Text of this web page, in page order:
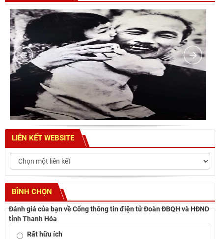
LIÊN KẾT WEBSITE
BÌNH CHỌN
Đánh giá của bạn về Cổng thông tin điện tử Đoàn ĐBQH và HĐND
tỉnh Thanh Hóa
Rất hữu ích